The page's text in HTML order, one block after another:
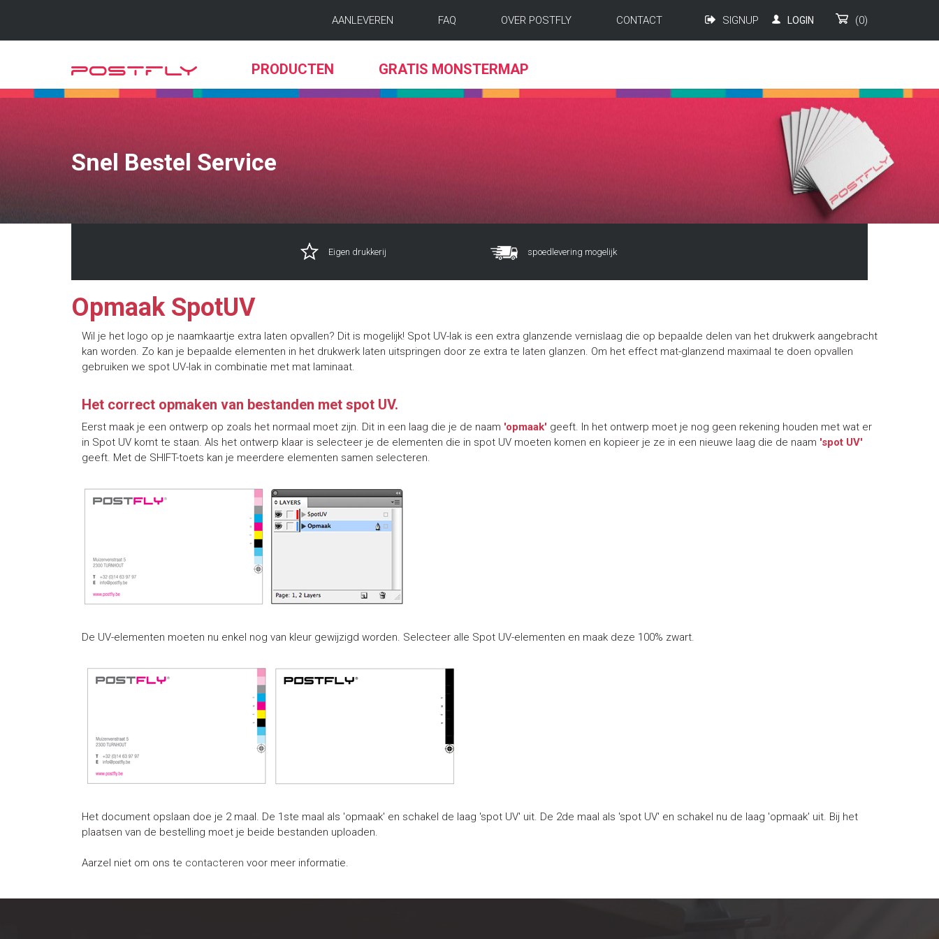
AANLEVEREN FAQ OVER POSTFLY CONTACT SIGNUP LOGIN (0)
PRODUCTEN GRATIS MONSTERMAP
Snel Bestel Service
Eigen drukkerij spoedlevering mogelijk
Opmaak SpotUV
Wil je het logo op je naamkaartje extra laten opvallen? Dit is mogelijk! Spot UV-lak is een extra glanzende vernislaag die op bepaalde delen van het drukwerk aangebracht
kan worden. Zo kan je bepaalde elementen in het drukwerk laten uitspringen door ze extra te laten glanzen. Om het effect mat-glanzend maximaal te doen opvallen
gebruiken we spot UV-lak in combinatie met mat laminaat.
Het correct opmaken van bestanden met spot UV.
Eerst maak je een ontwerp op zoals het normaal moet zijn. Dit in een laag die je de naam 'opmaak' geeft. In het ontwerp moet je nog geen rekening houden met wat er
in Spot UV komt te staan. Als het ontwerp klaar is selecteer je de elementen die in spot UV moeten komen en kopieer je ze in een nieuwe laag die de naam 'spot UV'
geeft. Met de SHIFT-toets kan je meerdere elementen samen selecteren.
De UV-elementen moeten nu enkel nog van kleur gewijzigd worden. Selecteer alle Spot UV-elementen en maak deze 100% zwart.
Het document opslaan doe je 2 maal. De 1ste maal als 'opmaak' en schakel de laag 'spot UV' uit. De 2de maal als 'spot UV' en schakel nu de laag 'opmaak' uit. Bij het
plaatsen van de bestelling moet je beide bestanden uploaden.
Aarzel niet om ons te contacteren voor meer informatie.